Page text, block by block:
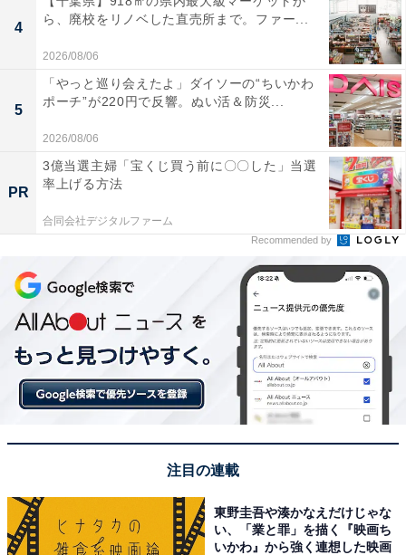
夏らしく麦わら帽子にブルーのボーダーを着たハローキ
ティがフロントポケットに刺しゅうであしらわれた、リ
ンネルオリジナルデザインのトートバッグです。キャン
バス風素材のナチュラルな風合いがさりげなくおしゃれ
で、普段使いにもぴったり。ハローキティのキュートな
刺しゅうが、シンプルなコーデにさわやかなアクセント
を添えてくれます。
マチたっぷりでお弁当や水筒もしっかり収納！毎
日のランチに大活躍
4
ら、廃校をリノベした直売所まで。ファー...
2026/08/06
5
「やっと巡り会えたよ」ダイソーの“ちいかわ
ポーチ”が220円で反響。ぬい活＆防災...
2026/08/06
PR
3億当選主婦「宝くじ買う前に〇〇した」当選
率上げる方法
合同会社デジタルファーム
Recommended by
注目の連載
東野圭吾や湊かなえだけじゃな
い、「業と罪」を描く『映画ち
いかわ』から強く連想した映画